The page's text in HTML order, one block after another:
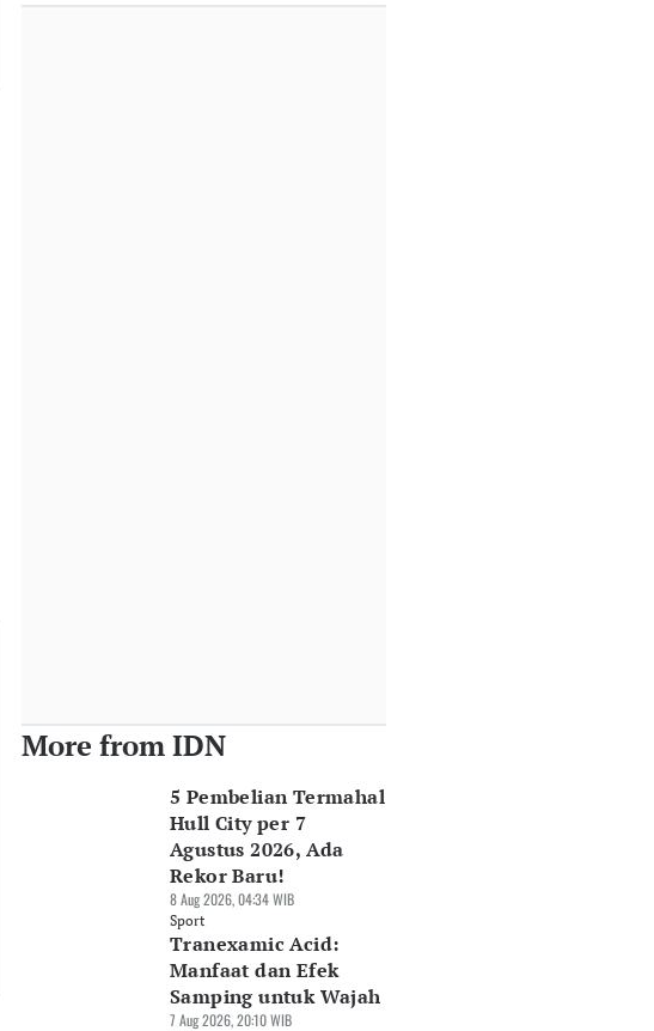
More from IDN
5 Pembelian Termahal
Hull City per 7
Agustus 2026, Ada
Rekor Baru!
8 Aug 2026, 04:34 WIB
Sport
Tranexamic Acid:
Manfaat dan Efek
Samping untuk Wajah
7 Aug 2026, 20:10 WIB